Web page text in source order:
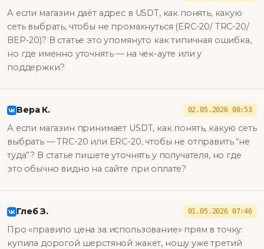
А если магазин даёт адрес в USDT, как понять, какую
сеть выбрать, чтобы не промахнуться (ERC-20/ TRC-20/
BEP-20)? В статье это упомянуто как типичная ошибка,
но где именно уточнять — на чек-ауте или у
поддержки?
Вера К. 02.05.2026 00:53
А если магазин принимает USDT, как понять, какую сеть
выбрать — TRC-20 или ERC-20, чтобы не отправить “не
туда”? В статье пишете уточнять у получателя, но где
это обычно видно на сайте при оплате?
Глеб З. 01.05.2026 07:46
Про «правило цена за использование» прям в точку:
купила дорогой шерстяной жакет, ношу уже третий